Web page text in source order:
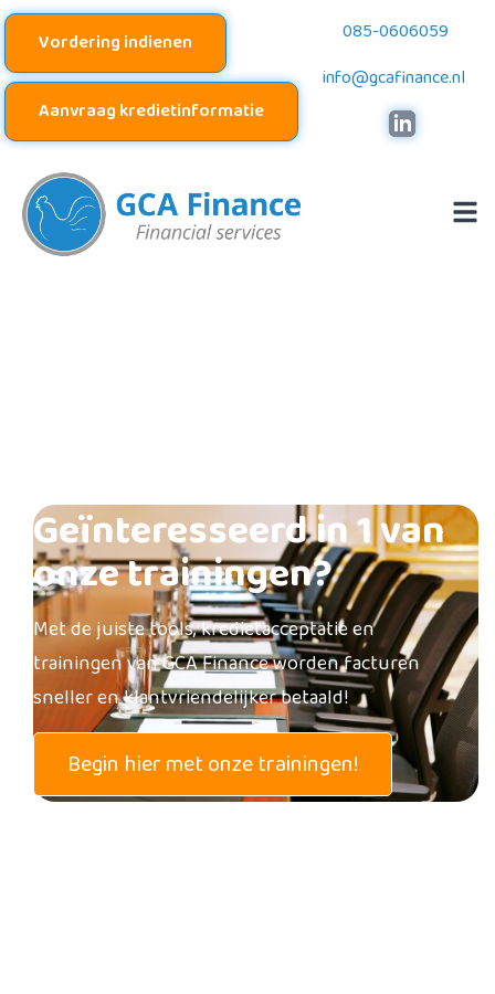
Vordering indienen
Aanvraag kredietinformatie
085-0606059
info@gcafinance.nl
Geïnteresseerd in 1 van
onze trainingen?
Met de juiste tools, kredietacceptatie en
trainingen van GCA Finance worden facturen
sneller en klantvriendelijker betaald!
Begin hier met onze trainingen!